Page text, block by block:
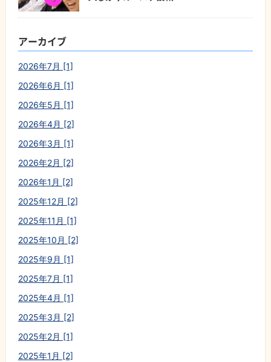
アーカイブ
2026年7月 [1]
2026年6月 [1]
2026年5月 [1]
2026年4月 [2]
2026年3月 [1]
2026年2月 [2]
2026年1月 [2]
2025年12月 [2]
2025年11月 [1]
2025年10月 [2]
2025年9月 [1]
2025年7月 [1]
2025年4月 [1]
2025年3月 [2]
2025年2月 [1]
2025年1月 [2]